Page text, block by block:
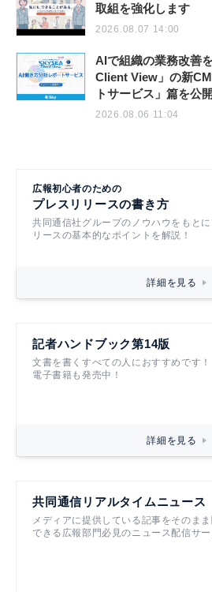
取組を強化します
2026.08.07 14:00
AIで組織の業務改善
Client View」の新
トサービス」篇を公開
2026.08.06 11:04
広報初心者のための
プレスリリースの書き方
共同通信社グループのノウハウをもとに
リースの基本的なポイントを解説！
詳細を見る
記者ハンドブック第14版
文書を書くすべての人におすすめです！
電子書籍も発売中！
詳細を見る
共同通信リアルタイムニュース
メディアに提供している記事をそのまま
できる広報部門必見のニュース配信サー